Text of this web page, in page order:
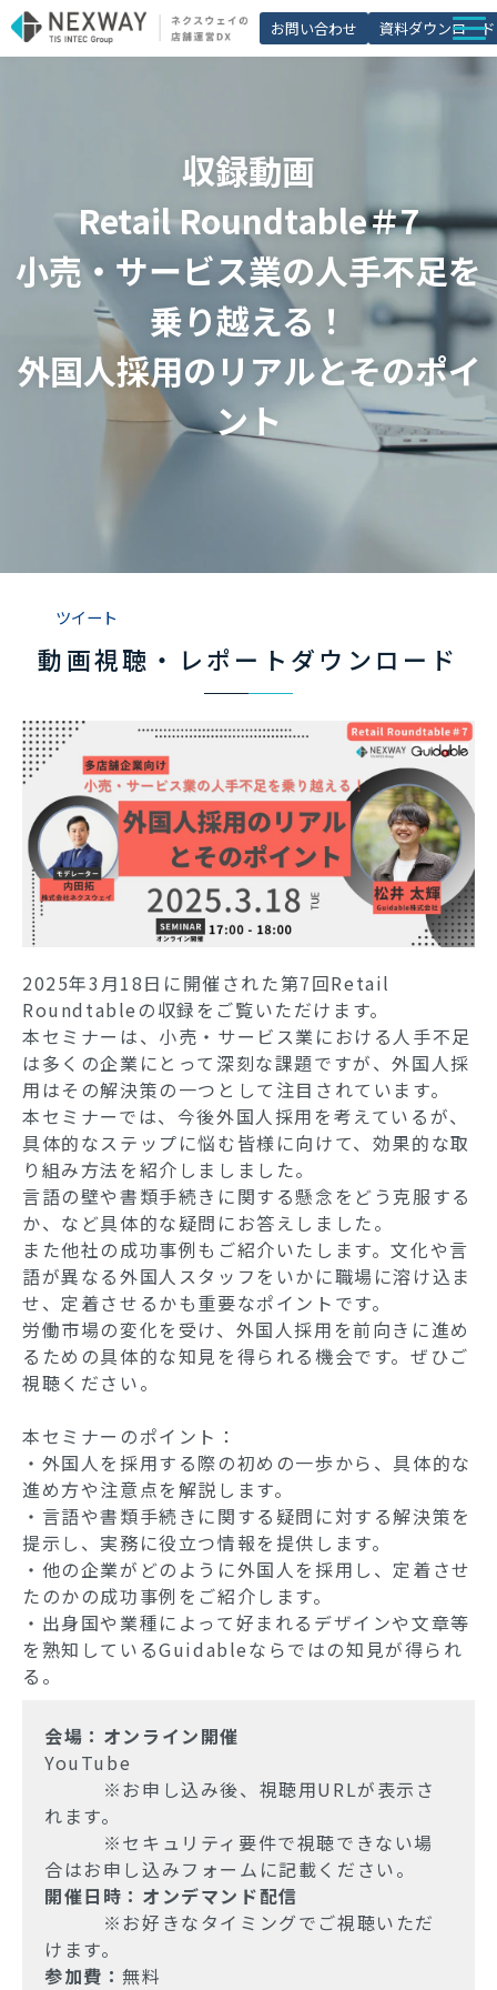
お問い合わせ 資料ダウンロード
ブログ
セミナー
よくあるご質問
お役立ち資料一覧
収録動画
Retail Roundtable＃7
小売・サービス業の人手不足を
乗り越える！
外国人採用のリアルとそのポイ
ント
ツイート
動画視聴・レポートダウンロード
2025年3月18日に開催された第7回Retail
Roundtableの収録をご覧いただけます。
本セミナーは、小売・サービス業における人手不足
は多くの企業にとって深刻な課題ですが、外国人採
用はその解決策の一つとして注目されています。
本セミナーでは、今後外国人採用を考えているが、
具体的なステップに悩む皆様に向けて、効果的な取
り組み方法を紹介しましました。
言語の壁や書類手続きに関する懸念をどう克服する
か、など具体的な疑問にお答えしました。
また他社の成功事例もご紹介いたします。文化や言
語が異なる外国人スタッフをいかに職場に溶け込ま
せ、定着させるかも重要なポイントです。
労働市場の変化を受け、外国人採用を前向きに進め
るための具体的な知見を得られる機会です。ぜひご
視聴ください。
本セミナーのポイント：
・外国人を採用する際の初めの一歩から、具体的な
進め方や注意点を解説します。
・言語や書類手続きに関する疑問に対する解決策を
提示し、実務に役立つ情報を提供します。
・他の企業がどのように外国人を採用し、定着させ
たのかの成功事例をご紹介します。
・出身国や業種によって好まれるデザインや文章等
を熟知しているGuidableならではの知見が得られ
る。
会場： オンライン開催
YouTube
※お申し込み後、視聴用URLが表示さ
れます。
※セキュリティ要件で視聴できない場
合はお申し込みフォームに記載ください。
開催日時：オンデマンド配信
※お好きなタイミングでご視聴いただ
けます。
参加費：無料